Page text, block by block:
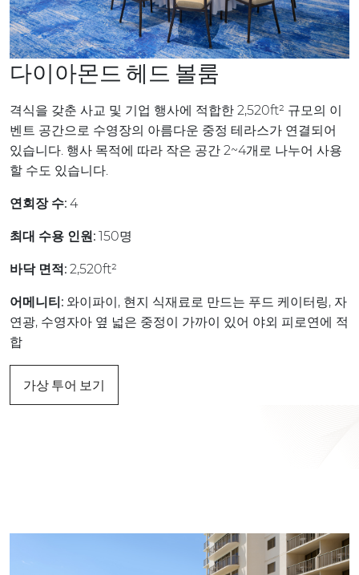
다이아몬드 헤드 볼룸
격식을 갖춘 사교 및 기업 행사에 적합한 2,520ft² 규모의 이
벤트 공간으로 수영장의 아름다운 중정 테라스가 연결되어
있습니다. 행사 목적에 따라 작은 공간 2~4개로 나누어 사용
할 수도 있습니다.
연회장 수: 4
최대 수용 인원: 150명
바닥 면적: 2,520ft²
어메니티: 와이파이, 현지 식재료로 만드는 푸드 케이터링, 자
연광, 수영자아 옆 넓은 중정이 가까이 있어 야외 피로연에 적
합
가상 투어 보기